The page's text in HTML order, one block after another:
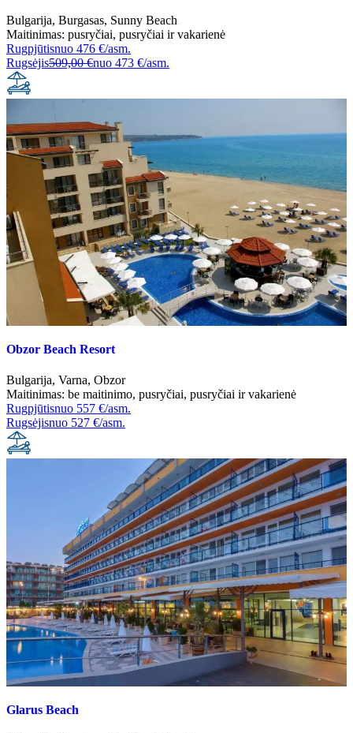
Bulgarija, Burgasas, Sunny Beach
Maitinimas: pusryčiai, pusryčiai ir vakarienė
Rugpjūtisnuo 476 €/asm.
Rugsėjis509,00 €nuo 473 €/asm.
Obzor Beach Resort
Bulgarija, Varna, Obzor
Maitinimas: be maitinimo, pusryčiai, pusryčiai ir vakarienė
Rugpjūtisnuo 557 €/asm.
Rugsėjisnuo 527 €/asm.
Glarus Beach